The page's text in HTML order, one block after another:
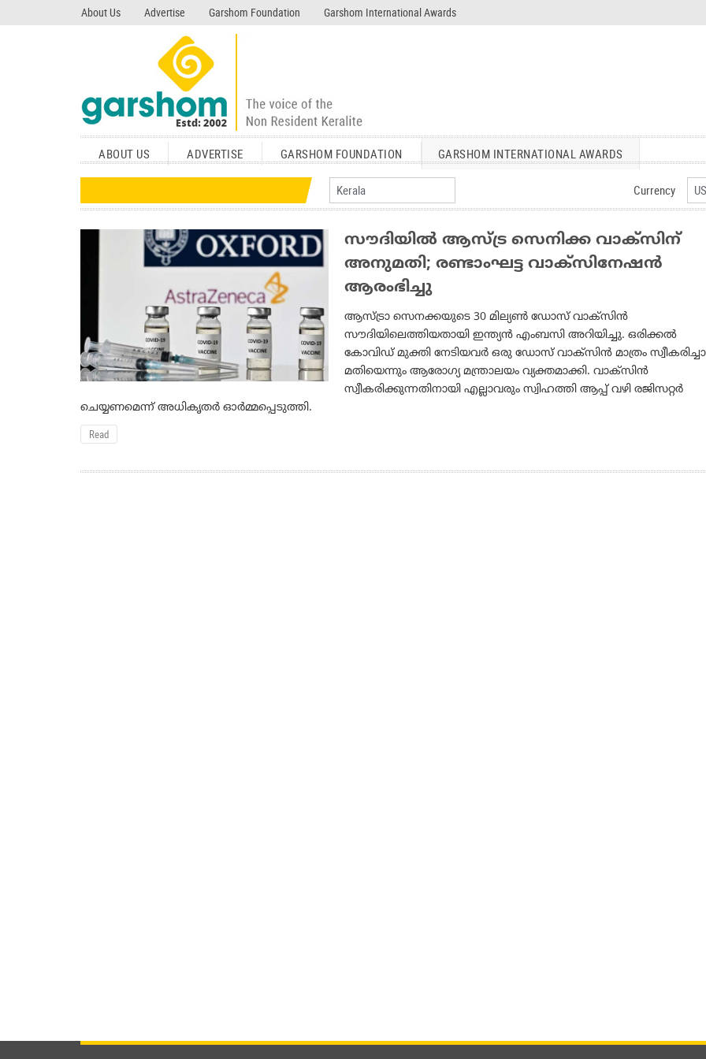
About Us Advertise Garshom Foundation Garshom International Awards
garshom.com
ABOUT US ADVERTISE GARSHOM FOUNDATION GARSHOM INTERNATIONAL AWARDS
Currency
സൗദിയില്‍ ആസ്ട്ര സെനിക്ക വാക്‌സിന്
അനുമതി; രണ്ടാംഘട്ട വാക്‌സിനേഷന്‍
ആരംഭിച്ചു
ആസ്ട്രാ സെനക്കയുടെ 30 മില്യണ്‍ ഡോസ് വാക്‌സിന്‍
സൗദിയിലെത്തിയതായി ഇന്ത്യന്‍ എംബസി അറിയിച്ചു. ഒരിക്കല്‍
കോവിഡ് മുക്തി നേടിയവര്‍ ഒരു ഡോസ് വാക്സിന്‍ മാത്രം
മതിയെന്നും ആരോഗ്യ മന്ത്രാലയം വ്യക്തമാക്കി. വാക്‌സിന്‍
സ്വീകരിക്കുന്നതിനായി എല്ലാവരും സ്വിഹത്തി ആപ്പ് വഴി രജിസറ്റര്‍
ചെയ്യണമെന്ന് അധികൃതര്‍ ഓര്‍മ്മപ്പെടുത്തി.
Read